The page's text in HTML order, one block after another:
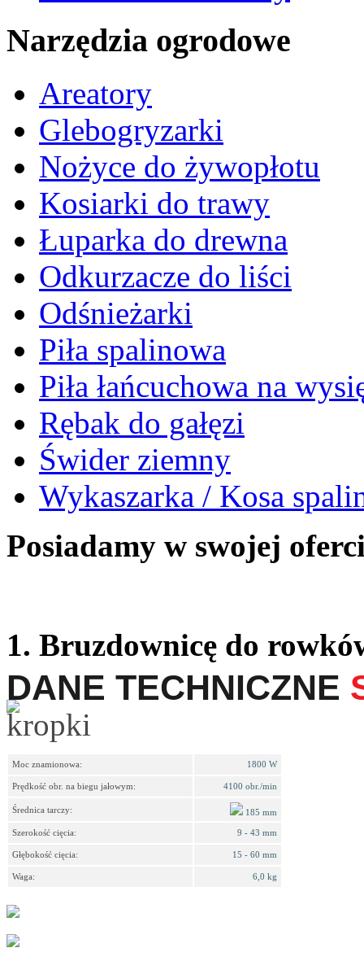
Narzędzia ogrodowe
Areatory
Glebogryzarki
Nożyce do żywopłotu
Kosiarki do trawy
Łuparka do drewna
Odkurzacze do liści
Odśnieżarki
Piła spalinowa
Piła łańcuchowa na
Rębak do gałęzi
Świder ziemny
Wykaszarka / Kosa
Posiadamy w swojej
1. Bruzdownicę do
DANE TECHNICZNE
Moc znamionowa: 1800 W
Prędkość obr. na biegu jałowym: 4100 obr./min
Średnica tarczy: 185 mm
Szerokość cięcia: 9 - 43 mm
Głębokość cięcia: 15 - 60 mm
Waga: 6,0 kg